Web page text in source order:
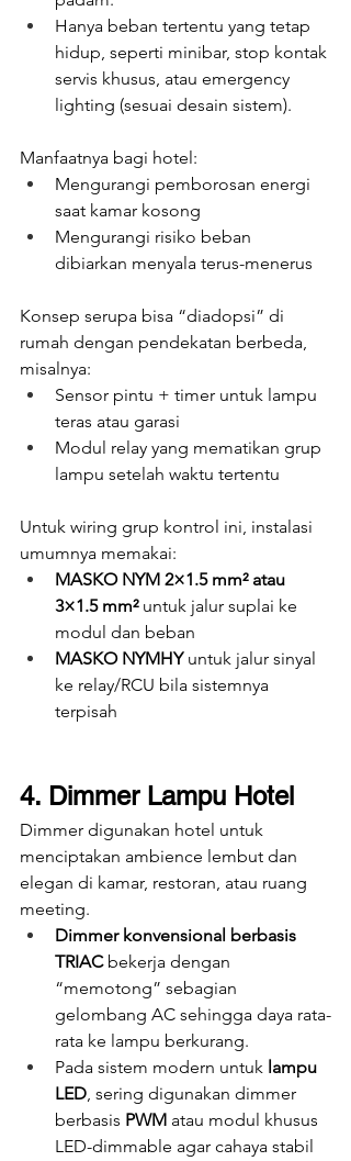
Hanya beban tertentu yang tetap
hidup, seperti minibar, stop kontak
servis khusus, atau emergency
lighting (sesuai desain sistem).
Manfaatnya bagi hotel:
Mengurangi pemborosan energi
saat kamar kosong
Mengurangi risiko beban
dibiarkan menyala terus-menerus
Konsep serupa bisa “diadopsi” di
rumah dengan pendekatan berbeda,
misalnya:
Sensor pintu + timer untuk lampu
teras atau garasi
Modul relay yang mematikan grup
lampu setelah waktu tertentu
Untuk wiring grup kontrol ini, instalasi
umumnya memakai:
MASKO NYM 2×1.5 mm² atau
3×1.5 mm² untuk jalur suplai ke
modul dan beban
MASKO NYMHY untuk jalur sinyal
ke relay/RCU bila sistemnya
terpisah
4. Dimmer Lampu Hotel
Dimmer digunakan hotel untuk
menciptakan ambience lembut dan
elegan di kamar, restoran, atau ruang
meeting.
Dimmer konvensional berbasis
TRIAC bekerja dengan
“memotong” sebagian
gelombang AC sehingga daya rata-
rata ke lampu berkurang.
Pada sistem modern untuk lampu
LED, sering digunakan dimmer
berbasis PWM atau modul khusus
LED-dimmable agar cahaya stabil